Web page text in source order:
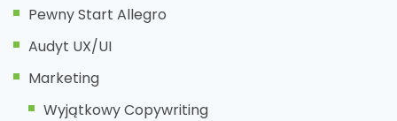
Pewny Start Allegro
Audyt UX/UI
Marketing
Wyjątkowy Copywriting